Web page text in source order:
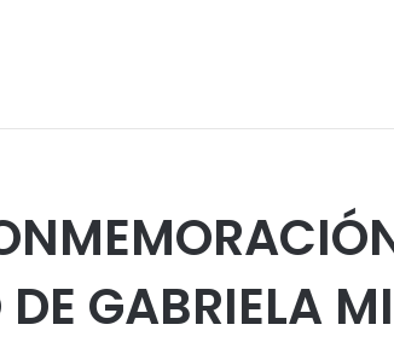
GABRIELA